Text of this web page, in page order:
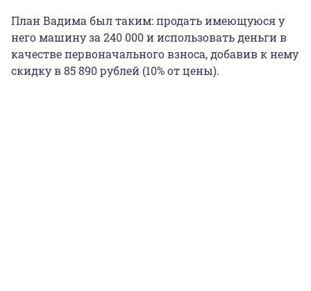
План Вадима был таким: продать имеющуюся у
него машину за 240 000 и использовать деньги в
качестве первоначального взноса, добавив к нему
скидку в 85 890 рублей (10% от цены).